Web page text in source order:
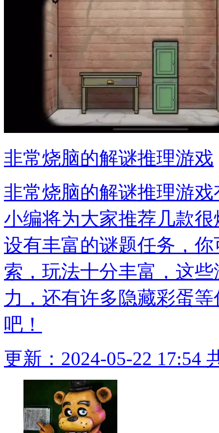
非常烧脑的解谜推理游戏
非常烧脑的解谜推理游
小编将为大家推荐几款
设有丰富的谜题任务，
索，玩法十分丰富，这
力，还有许多隐藏彩蛋
吧！
更新：2024-05-22 17:54